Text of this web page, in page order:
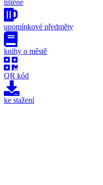
tištěné
upomínkové předměty
knihy o městě
QR kód
ke stažení